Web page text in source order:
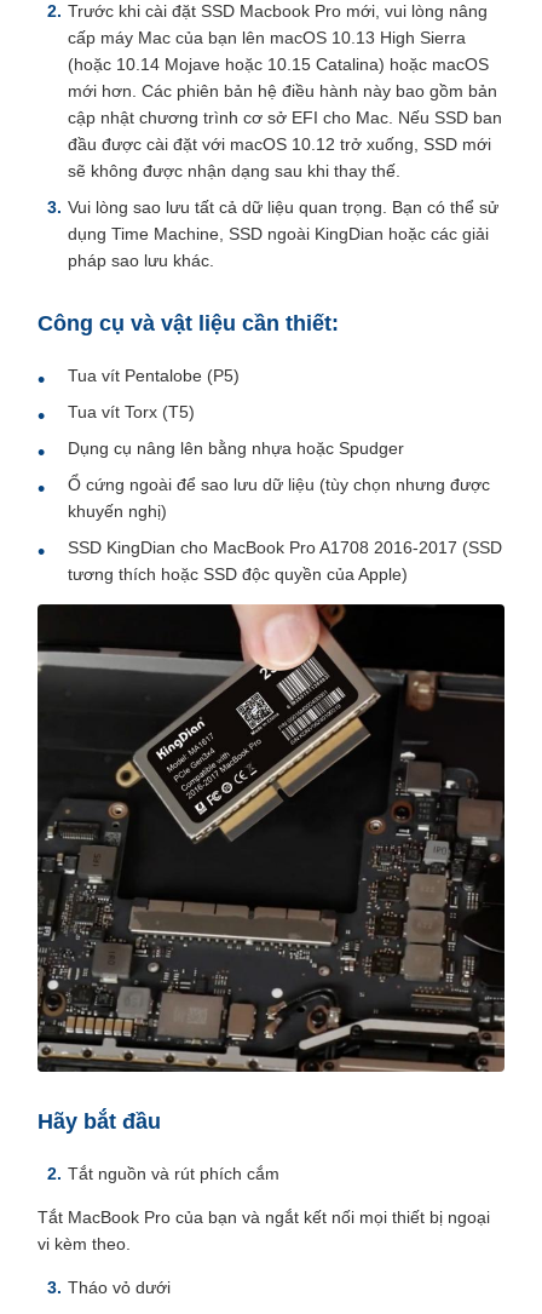
Trước khi cài đặt SSD Macbook Pro mới, vui lòng nâng
cấp máy Mac của bạn lên macOS 10.13 High Sierra
(hoặc 10.14 Mojave hoặc 10.15 Catalina) hoặc macOS
mới hơn. Các phiên bản hệ điều hành này bao gồm bản
cập nhật chương trình cơ sở EFI cho Mac. Nếu SSD ban
đầu được cài đặt với macOS 10.12 trở xuống, SSD mới
sẽ không được nhận dạng sau khi thay thế.
Vui lòng sao lưu tất cả dữ liệu quan trọng. Bạn có thể sử
dụng Time Machine, SSD ngoài KingDian hoặc các giải
pháp sao lưu khác.
Công cụ và vật liệu cần thiết:
Tua vít Pentalobe (P5)
Tua vít Torx (T5)
Dụng cụ nâng lên bằng nhựa hoặc Spudger
Ổ cứng ngoài để sao lưu dữ liệu (tùy chọn nhưng được
khuyến nghị)
SSD KingDian cho MacBook Pro A1708 2016-2017 (SSD
tương thích hoặc SSD độc quyền của Apple)
Hãy bắt đầu
Tắt nguồn và rút phích cắm
Tắt MacBook Pro của bạn và ngắt kết nối mọi thiết bị ngoại
vi kèm theo.
Tháo vỏ dưới